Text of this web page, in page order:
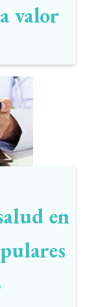
valor
en